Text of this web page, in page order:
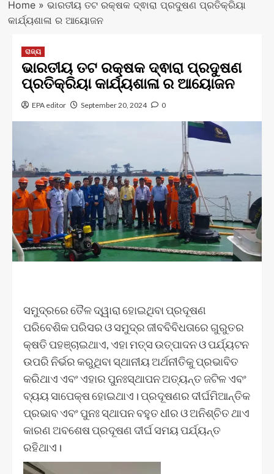
Home» ଭାରତୀୟ ତଟ ରକ୍ଷକ ଦ୍ଵାରା ପ୍ରଦୁଷଣ ପ୍ରତିକ୍ରିୟା
କାର୍ଯ୍ୟଶାଳା ର ଆୟୋଜନ
ରାଜ୍ୟ
ଭାରତୀୟ ତଟ ରକ୍ଷକ ଦ୍ଵାରା ପ୍ରଦୁଷଣ
ପ୍ରତିକ୍ରିୟା କାର୍ଯ୍ୟଶାଳା ର ଆୟୋଜନ
EPA editor September 20, 2024 0
ସମୁଦ୍ରରେ ତୈଳ ଦ୍ୱାରା ହୋଇଥିବା ପ୍ରଦୂଷଣ
ପରିବେଶିକ ପରିସର ଓ ସମୁଦ୍ର ଜୀବବିବିଧତାରେ ଗୁରୁତର
କ୍ଷତି ପହଞ୍ଚାଇଥାଏ, ଏହା ମତ୍ସ ଉତ୍ପାଦନ ଓ ପର୍ଯ୍ୟଟନ
ଉପରି ନିର୍ଭର କରୁଥିବା ସ୍ଥାନୀୟ ଅର୍ଥନୀତିକୁ ପ୍ରଭାବିତ
କରିଥାଏ ଏବଂ ଏହାର ପୁନଃସ୍ଥାପନ ଅତ୍ୟନ୍ତ ଜଟିଳ ଏବଂ
ବ୍ୟୟ ସାପେକ୍ଷ ହୋଇଥାଏ। ପ୍ରଦୂଷଣର ଦୀର୍ଘମିଆନ୍ତିକ
ପ୍ରଭାବ ଏବଂ ପୁନଃ ସ୍ଥାପନ ବହୁତ ଧୀର ଓ ଅନିଶ୍ଚିତ ଥାଏ
କାରଣ ଅବଶେଷ ପ୍ରଦୂଷଣ ଦୀର୍ଘ ସମୟ ପର୍ଯ୍ୟନ୍ତ
ରହିଥାଏ।